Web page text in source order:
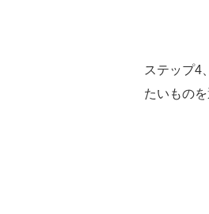
ステップ4
たいもの